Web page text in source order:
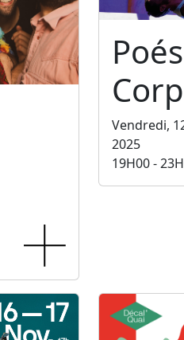
Vendredi,
2025
19H00 -